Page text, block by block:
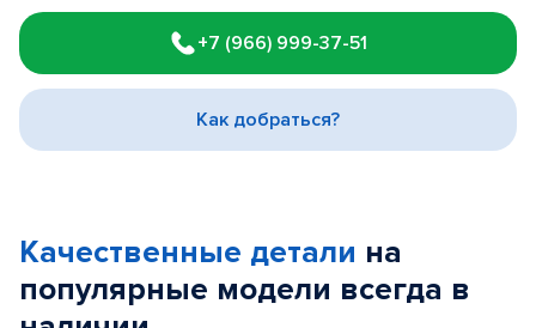
1
of
3
+7 (966) 999-37-51
Как добраться?
Качественные детали на
популярные модели всегда в